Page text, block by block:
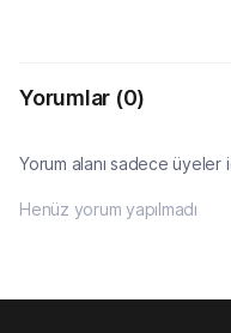
Yorumlar (0)
Yorum alanı sadece üyeler
Henüz yorum yapılmadı